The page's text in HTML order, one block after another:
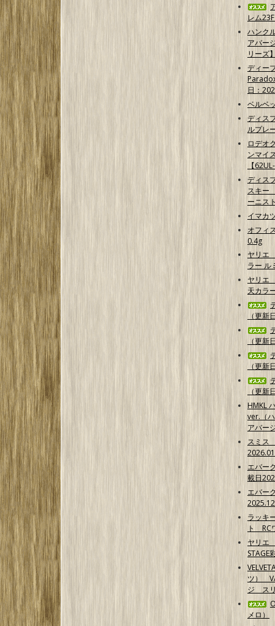
レム
ハンク
アバー
リーズ
ディー
日：
ベルベ
ディス
ルプレ
ロデオ
ンマイ
【
ディス
スキー
ーニス
イマカ
オフィ
0.4g
ヤリエ
ラー ル
ヤリエ
天カラ
（更新
（更新
（更新
（更新
HMKL
ver.（
アバー
スミス
エバー
載日
エバー
ラッキ
ト RC
ヤリエ
STAGE
ツ）
ジ ス
メロ）